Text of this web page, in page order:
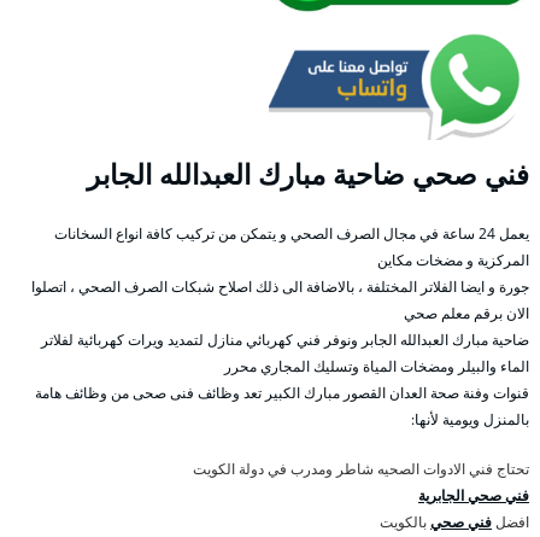
فني صحي ضاحية مبارك العبدالله الجابر
يعمل 24 ساعة في مجال الصرف الصحي و يتمكن من تركيب كافة انواع السخانات
المركزية و مضخات مكاين
جورة و ايضا الفلاتر المختلفة ، بالاضافة الى ذلك اصلاح شبكات الصرف الصحي ، اتصلوا
الان برقم معلم صحي
ضاحية مبارك العبدالله الجابر ونوفر فني كهربائي منازل لتمديد ويرات كهربائية لفلاتر
الماء والبيلر ومضخات المياة وتسليك المجاري محرر
قنوات وفنة صحة العدان القصور مبارك الكبير تعد وظائف فنى صحى من وظائف هامة
بالمنزل ويومية لأنها:
تحتاج فني الادوات الصحيه شاطر ومدرب في دولة الكويت
فني صحي الجابرية
افضلفني صحيبالكويت